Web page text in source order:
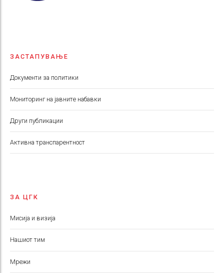
ЗАСТАПУВАЊЕ
Документи за политики
Мониторинг на јавните набавки
Други публикации
Aктивна транспарентност
ЗА ЦГК
Мисија и визија
Нашиот тим
Мрежи